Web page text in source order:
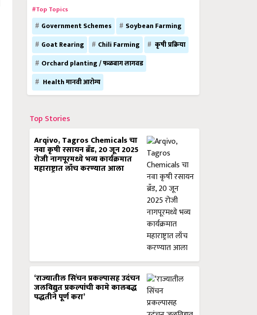
#Top Topics
Government Schemes
Soybean Farming
Goat Rearing
Chili Farming
कृषी प्रक्रिया
Orchard planting / फळबाग लागवड
Health मानवी आरोग्य
Top Stories
Arqivo, Tagros Chemicals चा
नवा कृषी रसायन ब्रँड, 20 जून 2025
रोजी नागपूरमध्ये भव्य कार्यक्रमात
महाराष्ट्रात लाँच करण्यात आला
‘राज्यातील सिंचन प्रकल्पासह उदंचन
जलविद्युत प्रकल्पांची कामे कालबद्ध
पद्धतीने पूर्ण करा’